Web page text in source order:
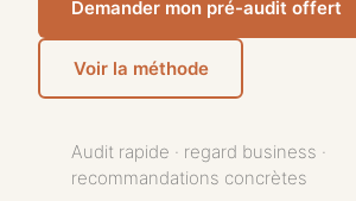
Demander mon pré-audit offert
Voir la méthode
Audit rapide · regard business ·
recommandations concrètes